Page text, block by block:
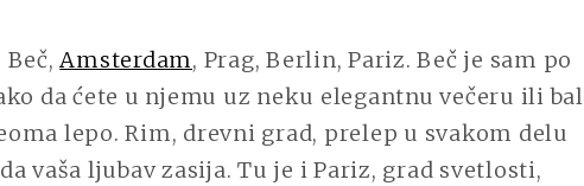
Beč,Amsterdam, Prag, Berlin, Pariz. Beč je sam po
da ćete u njemu uz neku elegantnu večeru ili bal
lepo. Rim, drevni grad, prelep u svakom delu
vaša ljubav zasija. Tu je i Pariz, grad svetlosti,